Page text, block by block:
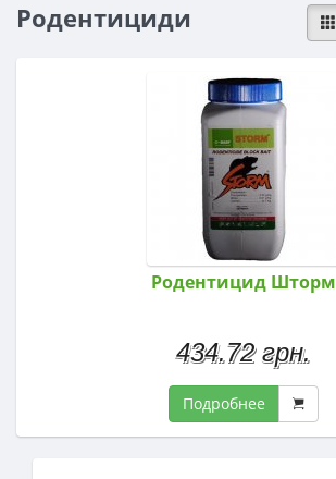
Родентициди
Родентицид Шторм
434.72 грн.
Подробнее